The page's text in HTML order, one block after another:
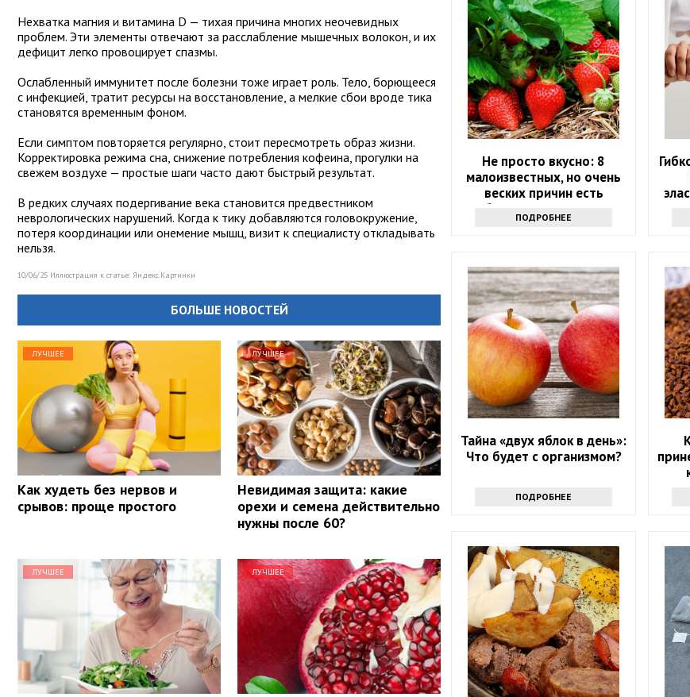
Нехватка магния и витамина D — тихая причина многих неочевидных
проблем. Эти элементы отвечают за расслабление мышечных волокон, и их
дефицит легко провоцирует спазмы.
Ослабленный иммунитет после болезни тоже играет роль. Тело, борющееся
с инфекцией, тратит ресурсы на восстановление, а мелкие сбои вроде тика
становятся временным фоном.
Если симптом повторяется регулярно, стоит пересмотреть образ жизни.
Корректировка режима сна, снижение потребления кофеина, прогулки на
свежем воздухе — простые шаги часто дают быстрый результат.
В редких случаях подергивание века становится предвестником
неврологических нарушений. Когда к тику добавляются головокружение,
потеря координации или онемение мышц, визит к специалисту откладывать
нельзя.
10/06/25 Иллюстрация к статье: Яндекс.Картинки
БОЛЬШЕ НОВОСТЕЙ
ЛУЧШЕЕ
Как худеть без нервов и
срывов: проще простого
ЛУЧШЕЕ
Невидимая защита: какие
орехи и семена действительно
нужны после 60?
ЛУЧШЕЕ ЛУЧШЕЕ
Не просто вкусно: 8
малоизвестных, но очень
веских причин есть
клубнику как можно чаще
ПОДРОБНЕЕ
Тайна «двух яблок в день»:
Что будет с организмом?
ПОДРОБНЕЕ